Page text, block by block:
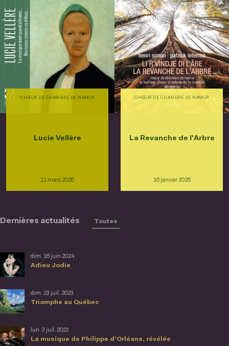
CHŒUR DE CHAMBRE DE NAMUR
Lucie Vellère
11 mars 2026
CHŒUR DE CHAMBRE DE NAMUR
La Revanche de l'Arbre
16 janvier 2026
Dernières actualités Toutes
Adieu Jodie
dim. 16 juin 2024
Triomphe au Québec
dim. 23 juil. 2023
La musique de Philippe d'Orléans, révélée
lun. 3 juil. 2023